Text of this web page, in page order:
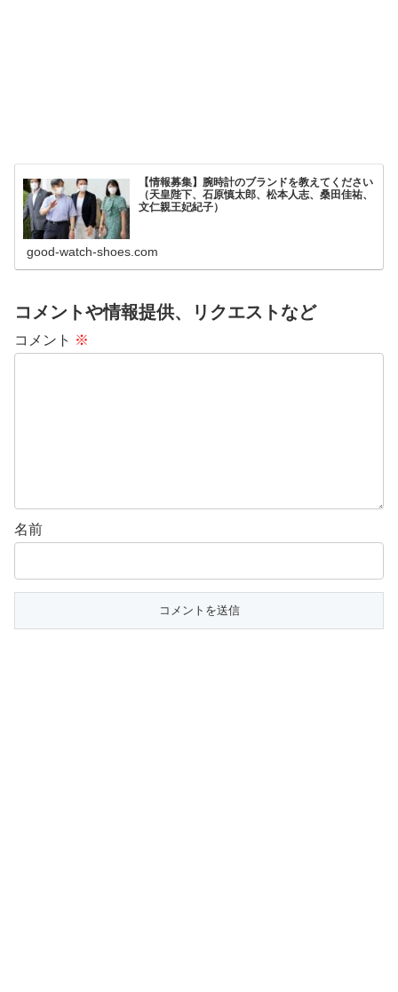
【情報募集】腕時計のブランドを教えてください
（天皇陛下、石原慎太郎、松本人志、桑田佳祐、
文仁親王妃紀子）
good-watch-shoes.com
コメントや情報提供、リクエストなど
コメント ※
名前